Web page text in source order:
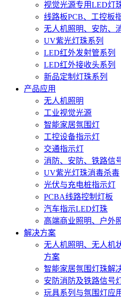
视觉光源专用LED灯
线路板PCB、工控板
无人机照明、安防、
UV紫光灯珠系列
LED红外发射管系列
LED红外接收头系列
新品定制灯珠系列
产品应用
无人机照明
工业视觉光源
智能家居氛围灯
工控设备指示灯
交通指示灯
消防、安防、铁路信
UV紫光灯珠消毒杀毒
光伏与充电桩指示灯
PCBA线路控制灯板
汽车指示LED灯珠
高端商业照明、户外
解决方案
无人机照明、无人机
方案
智能家居氛围灯珠解
安防消防及铁路信号
玩具系列与氛围灯应